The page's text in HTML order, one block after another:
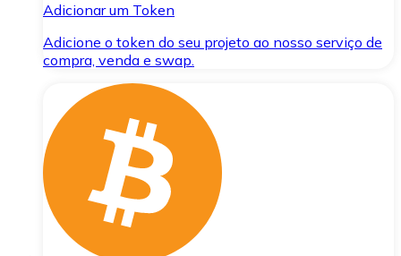
Adicionar um Token
Adicione o token do seu projeto ao nosso serviço de
compra, venda e swap.